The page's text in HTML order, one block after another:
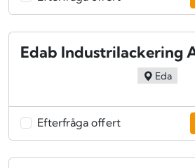
Eda
Efterfråga offert